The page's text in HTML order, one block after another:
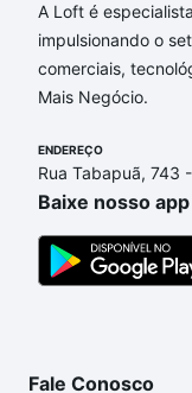
Aqui na Loft
Imóveis à venda
Alegre, RS que
nossas opções
ainda tem
processo de
custa comprar
gente para
segurança e
A Loft é
impulsionando o
comerciais,
Mais Negócio.
ENDEREÇO
Rua Tabapuã, 743
Baixe nosso app
Fale Conosco